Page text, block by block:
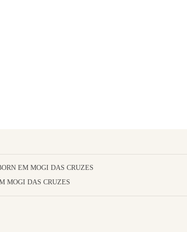
EM MOGI DAS CRUZES
MOGI DAS CRUZES